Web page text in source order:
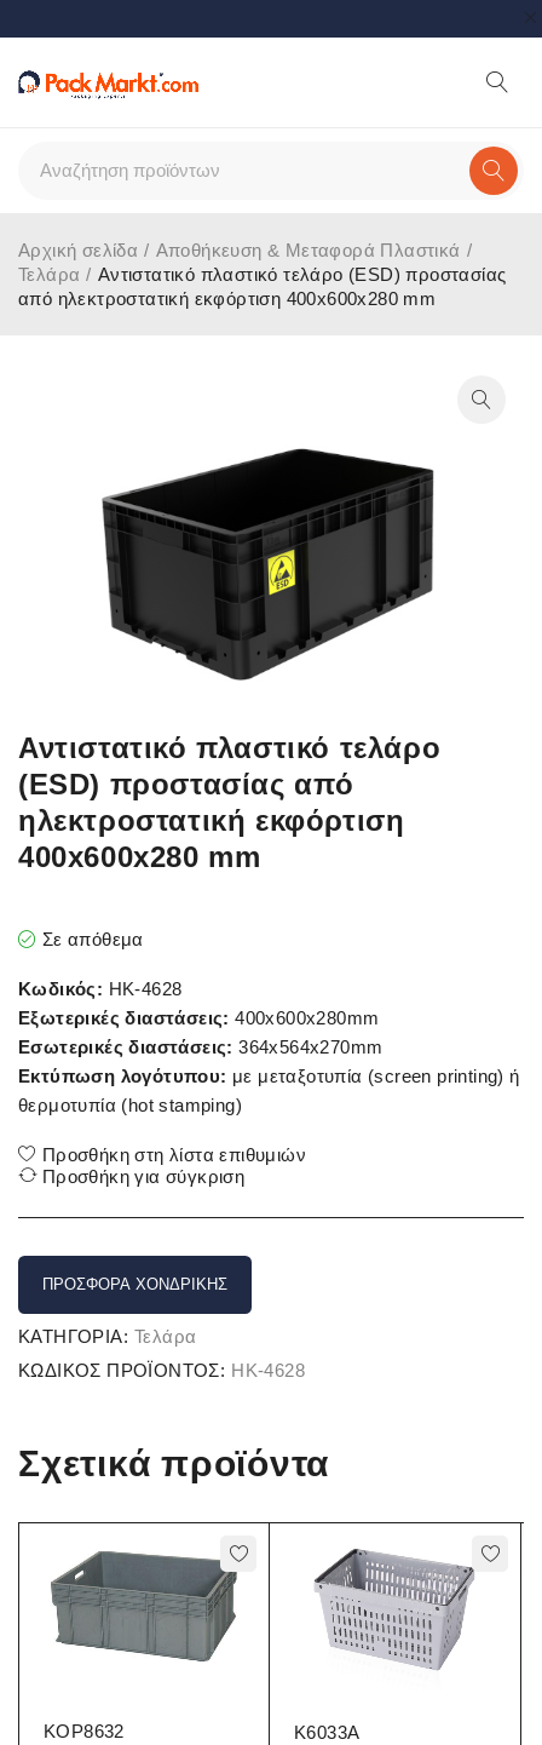
Αρχική σελίδα / Αποθήκευση & Μεταφορά Πλαστικά /
Τελάρα / Αντιστατικό πλαστικό τελάρο (ESD) προστασίας
από ηλεκτροστατική εκφόρτιση 400x600x280 mm
Αντιστατικό πλαστικό τελάρο
(ESD) προστασίας από
ηλεκτροστατική εκφόρτιση
400x600x280 mm
Σε απόθεμα
Κωδικός: HK-4628
Εξωτερικές διαστάσεις:400x600x280mm
Εσωτερικές διαστάσεις:364x564x270mm
Εκτύπωση λογότυπου: με μεταξοτυπία (screen printing) ή
θερμοτυπία (hot stamping)
Προσθήκη στη λίστα επιθυμιών
Προσθήκη για σύγκριση
ΠΡΟΣΦΟΡΆ ΧΟΝΔΡΙΚΉΣ
ΚΑΤΗΓΟΡΊΑ: Τελάρα
ΚΩΔΙΚΌΣ ΠΡΟΪΌΝΤΟΣ: HK-4628
Σχετικά προϊόντα
KOP8632
K6033A